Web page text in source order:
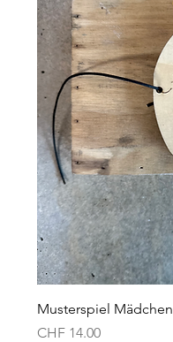
Musterspiel Mädchen
Preis
CHF 14.00